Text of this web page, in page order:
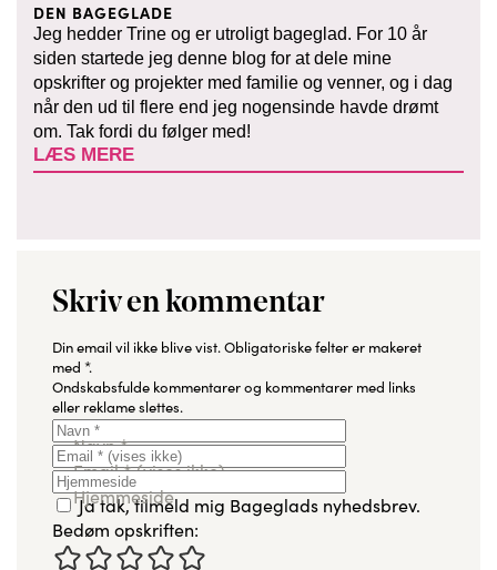
DEN BAGEGLADE
Jeg hedder Trine og er utroligt bageglad. For 10 år
siden startede jeg denne blog for at dele mine
opskrifter og projekter med familie og venner, og i dag
når den ud til flere end jeg nogensinde havde drømt
om. Tak fordi du følger med!
LÆS MERE
Skriv en kommentar
Din email vil ikke blive vist.Obligatoriske felter er makeret
med *.
Ondskabsfulde kommentarer og kommentarer med links
eller reklame slettes.
Navn*
Email*(vises ikke)
Hjemmeside
Ja tak, tilmeld mig Bageglads nyhedsbrev.
Bedøm opskriften: